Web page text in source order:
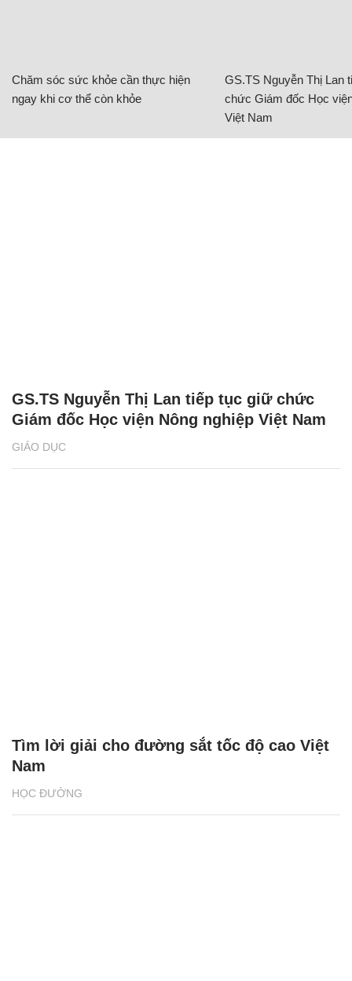
Chăm sóc sức khỏe cần thực hiện
ngay khi cơ thể còn khỏe
GS.TS Nguyễn Thị Lan
chức Giám đốc Học
Việt Nam
GIÁO DỤC
GS.TS Nguyễn Thị Lan tiếp tục giữ chức
Giám đốc Học viện Nông nghiệp Việt Nam
HỌC ĐƯỜNG
Tìm lời giải cho đường sắt tốc độ cao Việt
Nam